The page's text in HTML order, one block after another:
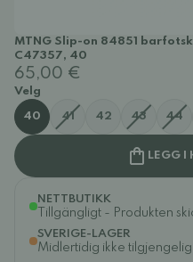
MTNG Slip-on 84851
C47357, 40
65,00 €
Velg
40 41 42 43 44
LEGG I
NETTBUTIKK
Tillgängligt - Produkten
SVERIGE-LAGER
Midlertidig ikke tilgjengelig